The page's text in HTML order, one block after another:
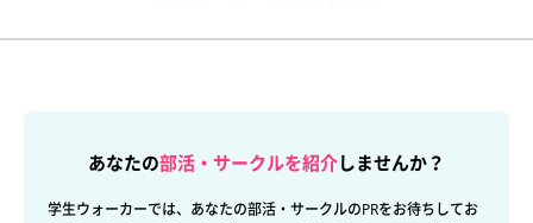
あなたの部活・サークルを紹介しませんか？
学生ウォーカーでは、あなたの部活・サークルのPRをお待ちしてお